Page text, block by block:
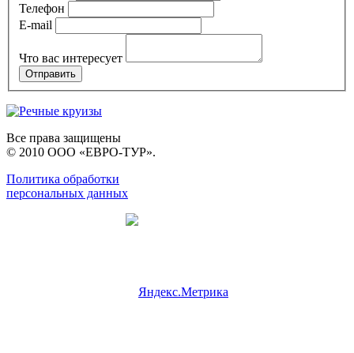
Телефон
E-mail
Что вас интересует
Все права защищены
© 2010 ООО «ЕВРО-ТУР».
Политика обработки
персональных данных